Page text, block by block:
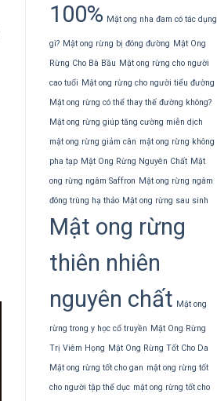
100% Mật ong nha đam có tác dụng
gì? Mật ong rừng bị đóng đường Mật Ong
Rừng Cho Bà Bầu Mật ong rừng cho người
cao tuổi Mật ong rừng cho người tiểu đường
Mật ong rừng có thể thay thế đường không?
Mật ong rừng giúp tăng cường miễn dịch
mật ong rừng giảm cân mật ong rừng không
pha tạp Mật Ong Rừng Nguyên Chất Mật
ong rừng ngâm Saffron Mật ong rừng ngâm
đông trùng hạ thảo Mật ong rừng sau sinh
Mật ong rừng
thiên nhiên
nguyên chất Mật ong
rừng trong y học cổ truyền Mật Ong Rừng
Trị Viêm Họng Mật Ong Rừng Tốt Cho Da
Mật ong rừng tốt cho gan mật ong rừng tốt
cho người tập thể dục mật ong rừng tốt cho